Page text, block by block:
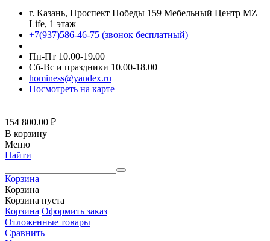
г. Казань, Проспект Победы 159 Мебельный Центр MZ
Life, 1 этаж
+7(937)586-46-75 (звонок бесплатный)
Пн-Пт 10.00-19.00
Сб-Вс и праздники 10.00-18.00
hominess@yandex.ru
Посмотреть на карте
154 800.00 ₽
В корзину
Меню
Найти
Корзина
Корзина
Корзина пуста
Корзина Оформить заказ
Отложенные товары
Сравнить